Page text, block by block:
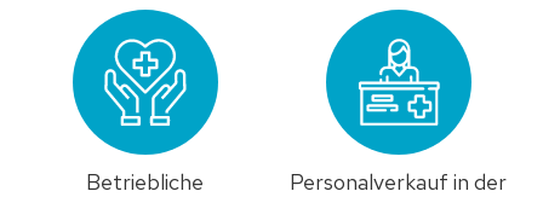
Betriebliche
Personalverkauf in der